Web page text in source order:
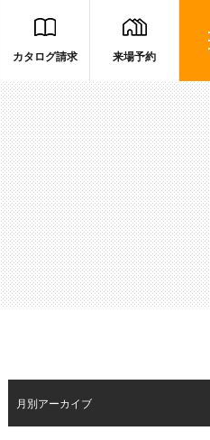
カタログ請求 来場予約
月別アーカイブ